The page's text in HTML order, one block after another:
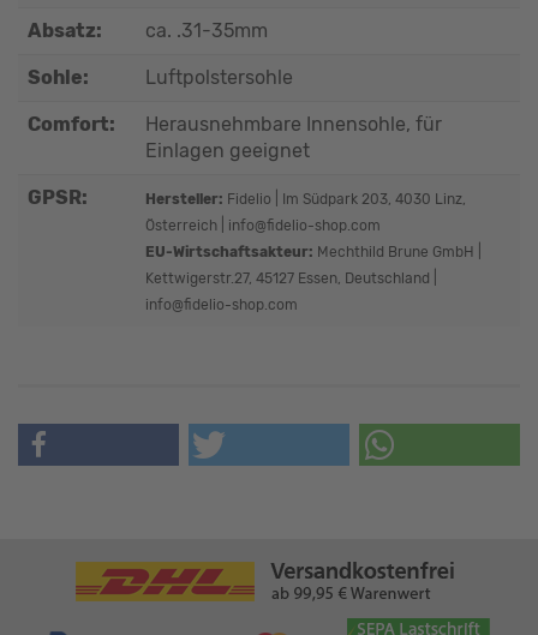
Absatz: ca. .31-35mm
Sohle: Luftpolstersohle
Comfort:
Herausnehmbare Innensohle, für
Einlagen geeignet
GPSR: Hersteller: Fidelio | Im Südpark 203, 4030 Linz,
Österreich | info@fidelio-shop.com
EU-Wirtschaftsakteur: Mechthild Brune GmbH |
Kettwigerstr.27, 45127 Essen, Deutschland |
info@fidelio-shop.com